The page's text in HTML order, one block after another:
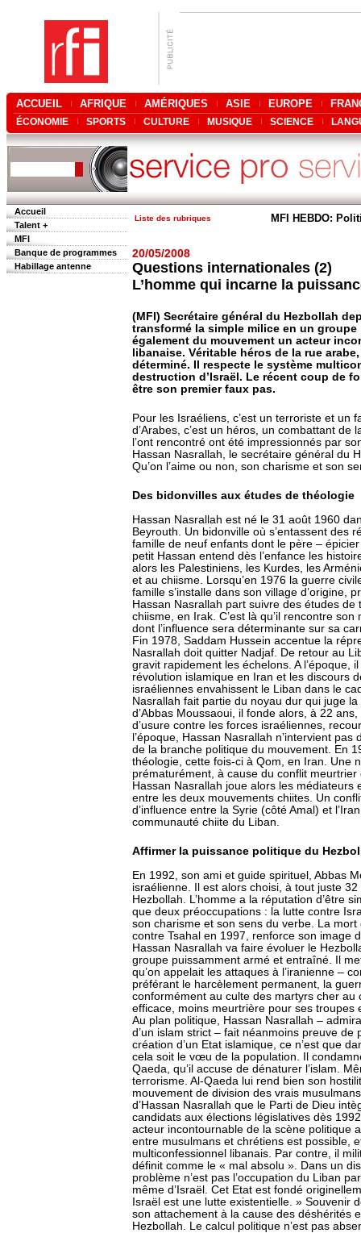
ACCUEIL AFRIQUE AMÉRIQUES ASIE EUROPE
ÉCONOMIE SPORTS CULTURE MUSIQUE SCIENCE
Accueil
Talent +
MFI
Banque de programmes
Habillage antenne
Liste des rubriques MFI HEBDO:
20/05/2008
Questions internationales (2)
L’homme qui incarne la
(MFI) Secrétaire général du Hezbollah
transformé la simple milice en un
également du mouvement un acteur
libanaise. Véritable héros de la rue
déterminé. Il respecte le système
destruction d’Israël. Le récent coup de
être son premier faux pas.
Pour les Israéliens, c’est un terroriste et un
d’Arabes, c’est un héros, un combattant
l’ont rencontré ont été impressionnés par
Hassan Nasrallah, le secrétaire général du
Qu’on l’aime ou non, son charisme et son
Des bidonvilles aux études de théologie
Hassan Nasrallah est né le 31 août 1960
Beyrouth. Un bidonville où s’entassent des
famille de neuf enfants dont le père –
petit Hassan entend dès l’enfance les
alors les Palestiniens, les Kurdes, les
et au chiisme. Lorsqu’en 1976 la guerre
famille s’installe dans son village d’origine,
Hassan Nasrallah part suivre des études
chiisme, en Irak. C’est là qu’il rencontre
dont l’influence sera déterminante sur sa
Fin 1978, Saddam Hussein accentue la
Nasrallah doit quitter Nadjaf. De retour au
gravit rapidement les échelons. A l’époque,
révolution islamique en Iran et les discours
israéliennes envahissent le Liban dans le
Nasrallah fait partie du noyau dur qui juge
d’Abbas Moussaoui, il fonde alors, à 22
d’usure contre les forces israéliennes,
l’époque, Hassan Nasrallah n’intervient
de la branche politique du mouvement. En
théologie, cette fois-ci à Qom, en Iran. Une
prématurément, à cause du conflit
Hassan Nasrallah joue alors les
entre les deux mouvements chiites. Un
d’influence entre la Syrie (côté Amal) et
communauté chiite du Liban.
Affirmer la puissance politique du
En 1992, son ami et guide spirituel, Abbas
israélienne. Il est alors choisi, à tout juste
Hezbollah. L’homme a la réputation d’être
que deux préoccupations : la lutte contre
son charisme et son sens du verbe. La
contre Tsahal en 1997, renforce son image
Hassan Nasrallah va faire évoluer le
groupe puissamment armé et entraîné. Il
qu’on appelait les attaques à l’iranienne –
préférant le harcèlement permanent, la
conformément au culte des martyrs cher au
efficace, moins meurtrière pour ses
Au plan politique, Hassan Nasrallah –
d’un islam strict – fait néanmoins preuve de
création d’un Etat islamique, ce n’est que
cela soit le vœu de la population. Il
Qaeda, qu’il accuse de dénaturer l’islam.
terrorisme. Al-Qaeda lui rend bien son
mouvement de division des vrais
d’Hassan Nasrallah que le Parti de Dieu
candidats aux élections législatives dès
acteur incontournable de la scène politique
entre musulmans et chrétiens est possible,
multiconfessionnel libanais. Par contre, il
définit comme le « mal absolu ». Dans un
problème n’est pas l’occupation du Liban
même d’Israël. Cet Etat est fondé
Israël est une lutte existentielle. » Souvenir
son attachement à la cause des déshérités
Hezbollah. Le calcul politique n’est pas